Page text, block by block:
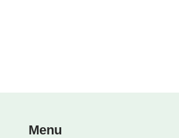
Menu